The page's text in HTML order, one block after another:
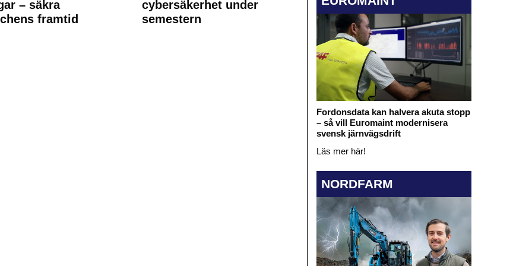
– säkra
framtid
cybersäkerhet under
semestern
Fordonsdata kan halvera akuta stopp
– så vill Euromaint modernisera
svensk järnvägsdrift
Läs mer här!
NORDFARM